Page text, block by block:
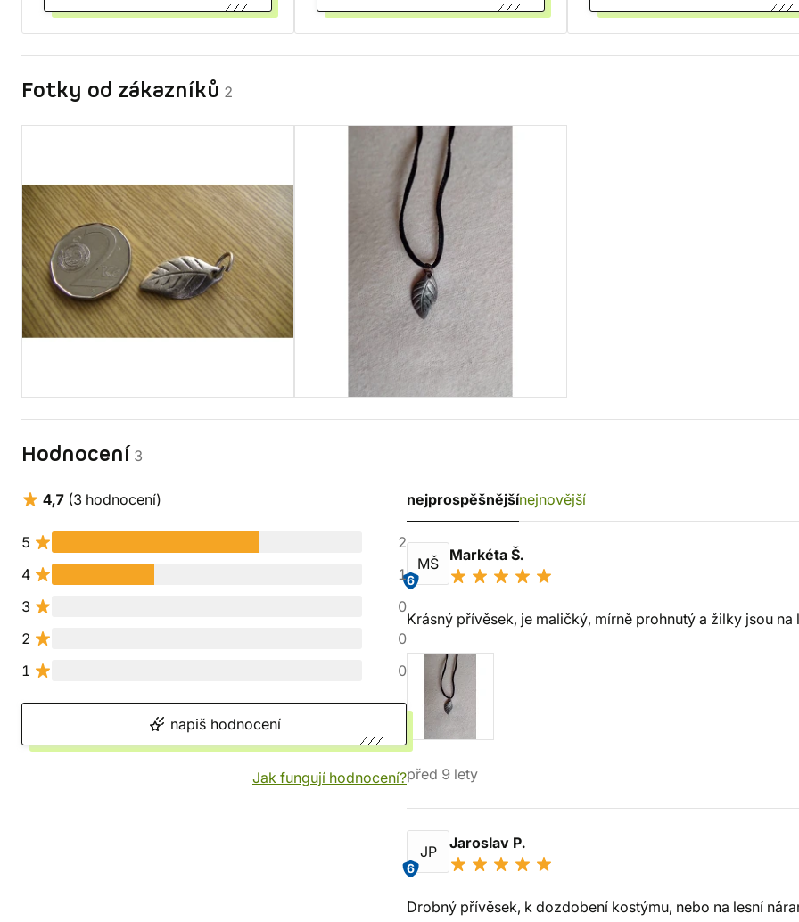
Fotky od zákazníků 2
Hodnocení 3
4,7 (3 hodnocení)
5
2
4
1
3
0
2
0
1
0
napiš hodnocení
Jak fungují hodnocení?
nejprospěšnějšínejnovější
MŠ
6
Markéta Š.
Krásný přívěsek, je maličký, mírně prohnutý a žilky jsou na
před 9 lety
JP
6
Jaroslav P.
Drobný přívěsek, k dozdobení kostýmu, nebo na lesní